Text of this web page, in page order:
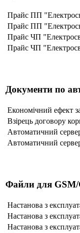
Прайс ПП
Прайс ПП
Прайс ЧП
Прайс ЧП
Документи по
Економічний ефект
Взірець договору
Автоматичний
Автоматичний
Файли для GSM/
Настанова з
Настанова з
Настанова з